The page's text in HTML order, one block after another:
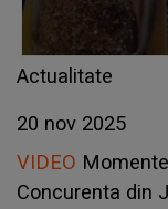
Actualitate
20 nov 2025
VIDEO
Concurenta din